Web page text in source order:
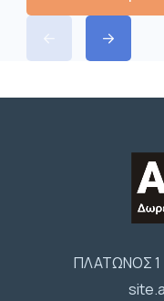
ΠΛΑΤΩΝΟΣ 1